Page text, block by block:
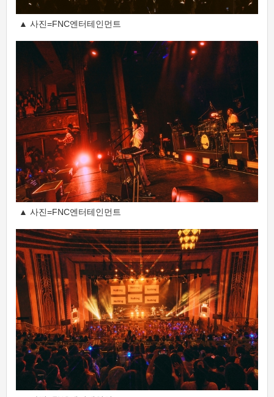
▲ 사진=FNC엔터테인먼트
▲ 사진=FNC엔터테인먼트